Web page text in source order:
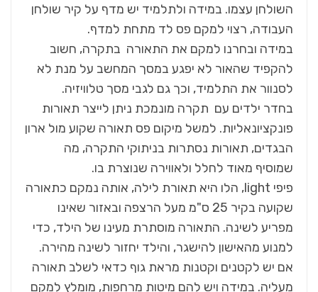
השולחן עצמו. במידה ולתלמיד יש מדף על קיר שולחן
העבודה, רצוי למקם פס לד מתחת למדף.
במידה ובחרנו למקם את התאורה בתקרה, חשוב
להקפיד שהאור לא יפגע במסך המחשב על מנת לא
לסנוור את התלמיד, וכך גם לגבי מסך טלוויזיה.
בחדר ילדים עם תקרה מונמכת ניתן לייצר תאורות
פונקציונאליות. למשל מיקום פס תאורה שקוע מול ארון
הבגדים, תאורות נסתרות בניתוקי התקרה, מה
שמוסיף מאוד לחלל ולאווירה שנוצרת בו.
פיפי light, הלו היא תאורת לילה, אותה נמקם כתאורה
שקועה בקיר 25 ס"מ מעל הרצפה ובאזור שאינו
מפריע לשינה. התאורה מוסתרת מעינו של הילד, כדי
למנוע מהאישון להישגר, והילד יחזור לשינה מהירה.
אם יש לקטנים וקטנות מראת גוף כדאי לשלב תאורה
מעליה. במידה ויש להם מיטות מרחפות, מומלץ למקם